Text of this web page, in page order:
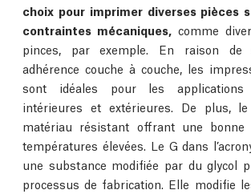
choix pour imprimer diverses pièces
contraintes mécaniques, comme
pinces, par exemple. En raison de
adhérence couche à couche, les
sont idéales pour les applications
intérieures et extérieures. De plus,
matériau résistant offrant une bonne
températures élevées. Le G dans
une substance modifiée par du glycol
processus de fabrication. Elle modifie